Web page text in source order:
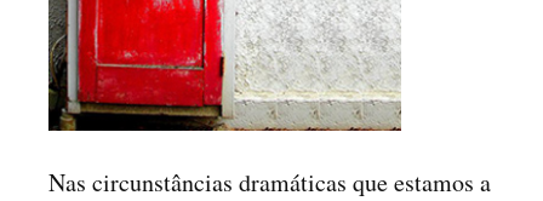
Nas circunstâncias dramáticas que estamos a